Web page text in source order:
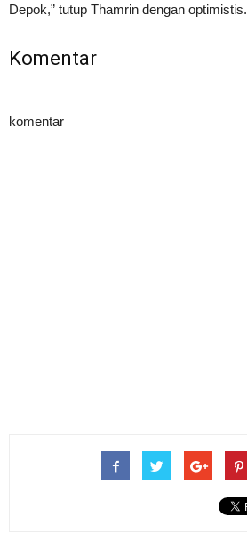
Depok,” tutup Thamrin dengan optimistis.
Komentar
komentar